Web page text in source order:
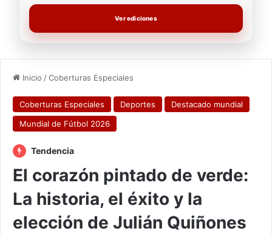
Ver ediciones
Inicio /Coberturas Especiales
Coberturas Especiales Deportes
Destacado mundial
Mundial de Fútbol 2026
Tendencia
El corazón pintado de verde:
La historia, el éxito y la
elección de Julián Quiñones